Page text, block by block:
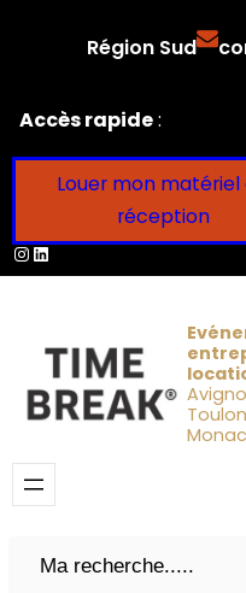
Région Sud
Accès rapide:
Louer mon matériel
réception
Instagram
LinkedIn
Search